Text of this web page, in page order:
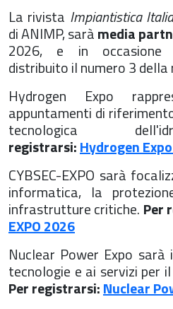
La rivista Impiantistica
di ANIMP, saràmedia
2026, e in occasione
distribuito il numero 3 della
Hydrogen Expo
appuntamenti di
tecnologica
registrarsi:Hydrogen
CYBSEC-EXPO sarà
informatica, la
infrastrutture critiche. Per
EXPO 2026
Nuclear Power Expo sarà
tecnologie e ai servizi per
Per registrarsi:Nuclear